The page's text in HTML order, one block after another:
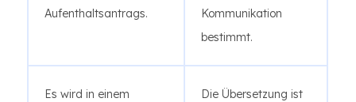
Aufenthaltsantrags.
Kommunikation
bestimmt.
Es wird in einem
Die Übersetzung ist